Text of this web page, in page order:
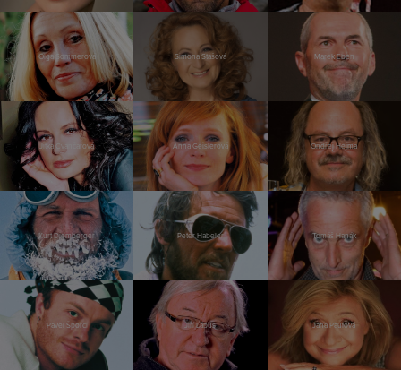
Olga Sommerová Simona Stašová Marek Eben
Jitka Čvančarová Anna Geislerová Ondřej Hejma
Kurt Diemberger Peter Habeler Tomáš Hanák
Pavel Šporcl Jiří Lábus Jana Paulová